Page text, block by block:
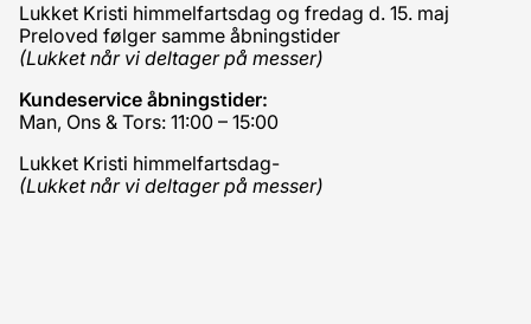
Lukket Kristi himmelfartsdag og fredag d. 15. maj
Preloved følger samme åbningstider
(Lukket når vi deltager på messer)
Kundeservice åbningstider:
Man, Ons & Tors: 11:00 – 15:00
Lukket Kristi himmelfartsdag-
(Lukket når vi deltager på messer)